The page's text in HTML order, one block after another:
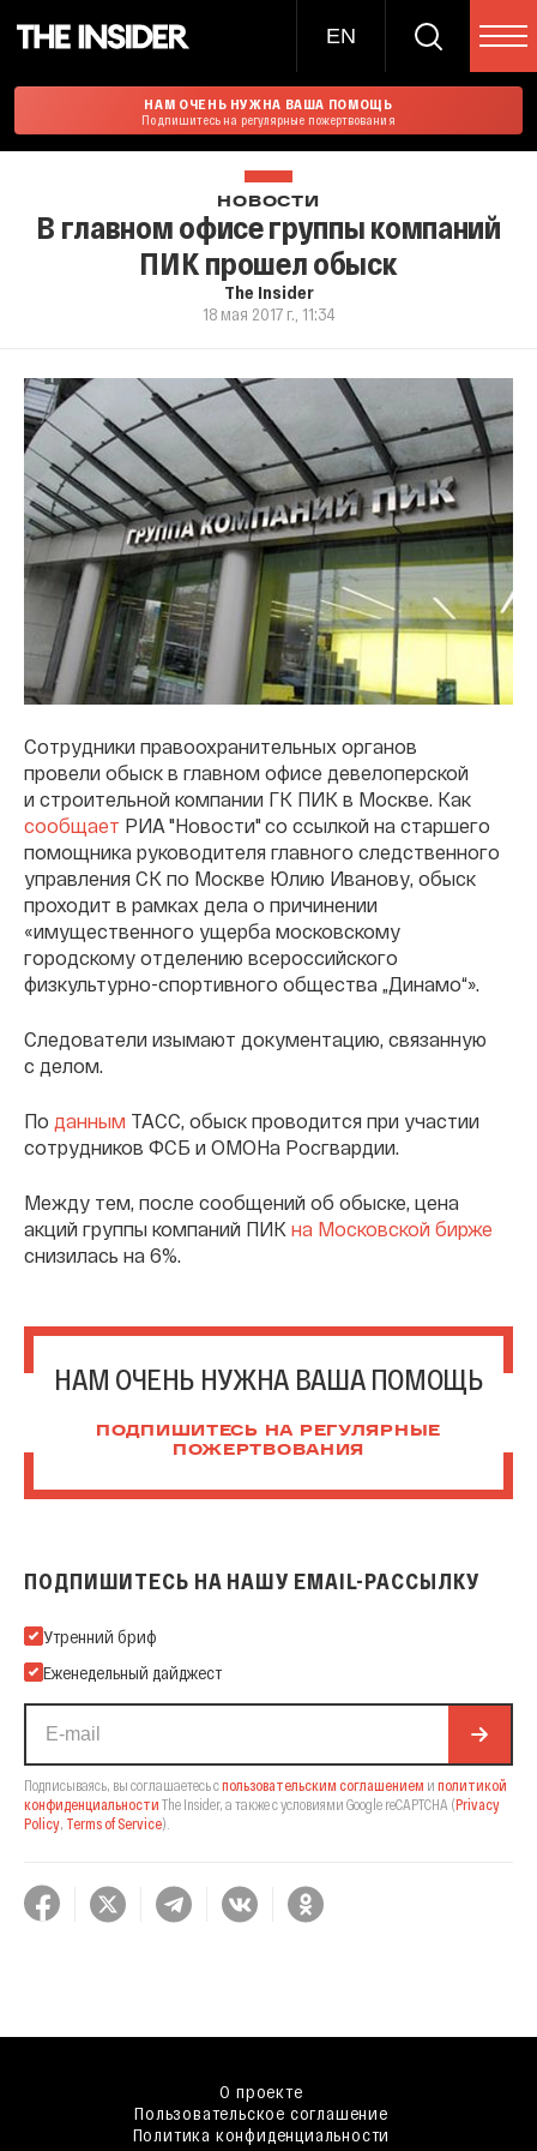
EN
НАМ ОЧЕНЬ НУЖНА ВАША ПОМОЩЬ
Подпишитесь на регулярные пожертвования
НОВОСТИ
В главном офисе группы компаний
ПИК прошел обыск
The Insider
18 мая 2017 г., 11:34
Сотрудники правоохранительных органов
провели обыск в главном офисе девелоперской
и строительной компании ГК ПИК в Москве. Как
сообщает РИА "Новости" со ссылкой на старшего
помощника руководителя главного следственного
управления СК по Москве Юлию Иванову, обыск
проходит в рамках дела о причинении
«имущественного ущерба московскому
городскому отделению всероссийского
физкультурно-спортивного общества „Динамо“».
Следователи изымают документацию, связанную
с делом.
По данным ТАСС, обыск проводится при участии
сотрудников ФСБ и ОМОНа Росгвардии.
Между тем, после сообщений об обыске, цена
акций группы компаний ПИК на Московской бирже
снизилась на 6%.
НАМ ОЧЕНЬ НУЖНА ВАША ПОМОЩЬ
ПОДПИШИТЕСЬ НА РЕГУЛЯРНЫЕ
ПОЖЕРТВОВАНИЯ
ПОДПИШИТЕСЬ НА НАШУ EMAIL-РАССЫЛКУ
Подпишитесь на нашу Email-рассылку
Утренний бриф
Еженедельный дайджест
Подписываясь, вы соглашаетесь спользовательским соглашением и политикой
конфиденциальности The Insider, а также с условиями Google reCAPTCHA (Privacy
Policy, Terms of Service).
О проекте
Пользовательское соглашение
Политика конфиденциальности